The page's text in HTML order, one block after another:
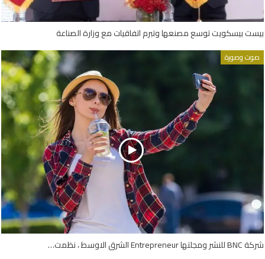
بيست بيسكويت توسع مصنعها وتبرم اتفاقيات مع وزارة الصناعة
صوت وصورة
شركة BNC للنشر ومجلتها Entrepreneur الشرق الاوسط ، نظمت…